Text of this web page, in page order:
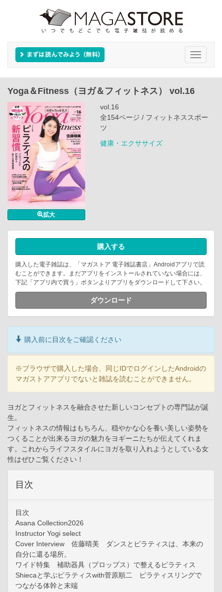
Toggle
Yoga＆Fitness（ヨガ＆フィットネス） vol.16
拡大
vol.16
全154ページ / フィットネススポー
ツ
健康・エクササイズ
購入する
購入した電子雑誌は、「マガストア 電子雑誌書店」Androidアプリで読
むことができます。まだアプリをインストールされていない場合には、
下記「アプリ内で買う」ボタンよりアプリをダウンロードして下さい。
ダウンロード
購入前に目次をご確認ください
※ブラウザで購入した場合、同じIDでログインしたAndroidの
マガストアアプリでないと雑誌を読むことができません。
ヨガとフィットネスを融合させた新しいコンセプトの専門誌が誕
生。
フィットネスの情報はもちろん、穏やかな心を養い美しい姿勢を
つくることが出来るヨガの魅力をヨギーニたちが伝えてくれま
す。これからライフスタイルにヨガを取り入れようとしている女
性はぜひご覧ください！
目次
目次
Asana Collection2026
Instructor Yogi select
Cover Interview 佐藤晴美 ダンスとピラティスは、本来の
自分に還る場所。
ワイド特集 補助器具（プロップス）で整えるピラティス
Shiecaと学ぶピラティスwith菅原順二 ピラティスリングで
つながる体幹と末端